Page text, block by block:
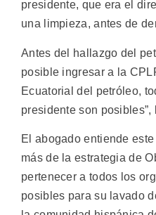
presidente, que era el
una limpieza, antes de
Antes del hallazgo del
posible ingresar a la
Ecuatorial del petróleo,
presidente son posibles”,
El abogado entiende
más de la estrategia de
pertenecer a todos los
posibles para su lavado